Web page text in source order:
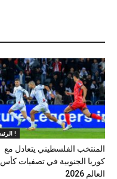
الرئيسية !
المنتخب الفلسطيني يتعادل مع
كوريا الجنوبية في تصفيات كأس
العالم 2026